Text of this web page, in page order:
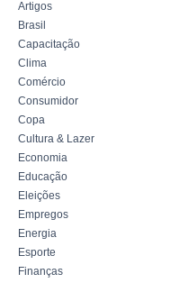
Artigos
Brasil
Capacitação
Clima
Comércio
Consumidor
Copa
Cultura & Lazer
Economia
Educação
Eleições
Empregos
Energia
Esporte
Finanças